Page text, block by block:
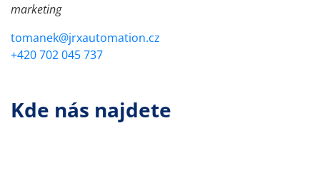
marketing
tomanek@jrxautomation.cz
+420 702 045 737
Kde nás najdete